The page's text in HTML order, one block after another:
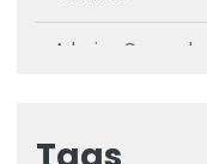
Adesivo Casca
como utilizar